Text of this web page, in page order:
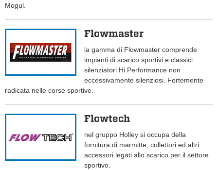
Mogul.
Flowmaster
la gamma di Flowmaster comprende
impianti di scarico sportivi e classici
silenziatori Hi Performance non
eccessivamente silenziosi. Fortemente
radicata nelle corse sportive.
Flowtech
nel gruppo Holley si occupa della
fornitura di marmitte, collettori ed altri
accessori legati allo scarico per il settore
sportivo.